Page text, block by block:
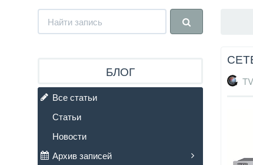
БЛОГ
Все статьи
Статьи
Новости
Архив записей